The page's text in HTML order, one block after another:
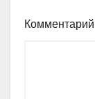
Комментарий